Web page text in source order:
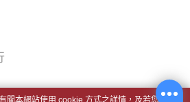
關本網站使用 cookie 方式之詳情，及若您不希